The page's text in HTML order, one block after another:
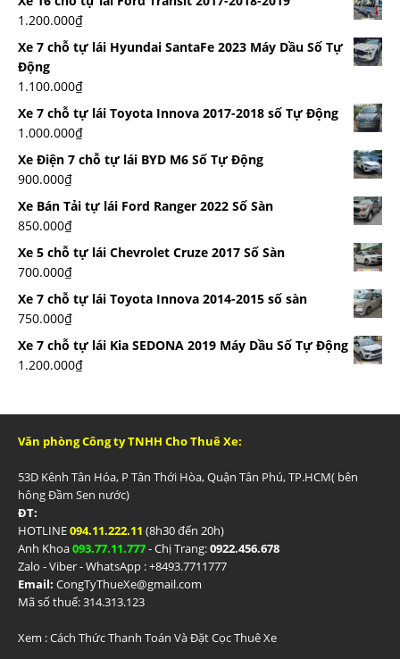
1.200.000₫
Xe 7 chỗ tự lái Hyundai SantaFe 2023 Máy Dầu Số Tự
Động
1.100.000₫
Xe 7 chỗ tự lái Toyota Innova 2017-2018 số Tự Động
1.000.000₫
Xe Điện 7 chỗ tự lái BYD M6 Số Tự Động
900.000₫
Xe Bán Tải tự lái Ford Ranger 2022 Số Sàn
850.000₫
Xe 5 chỗ tự lái Chevrolet Cruze 2017 Số Sàn
700.000₫
Xe 7 chỗ tự lái Toyota Innova 2014-2015 số sàn
750.000₫
Xe 7 chỗ tự lái Kia SEDONA 2019 Máy Dầu Số Tự Động
1.200.000₫
Văn phòng Công ty TNHH Cho Thuê Xe:
53D Kênh Tân Hóa, P Tân Thới Hòa, Quận Tân Phú, TP.HCM( bên
hông Đầm Sen nước)
ĐT:
HOTLINE094.11.222.11 (8h30 đến 20h)
Anh Khoa093.77.11.777- Chị Trang:0922.456.678
Zalo - Viber - WhatsApp : +8493.7711777
Email: CongTyThueXe@gmail.com
Mã số thuế: 314.313.123
Xem :Cách Thức Thanh Toán Và Đặt Cọc Thuê Xe